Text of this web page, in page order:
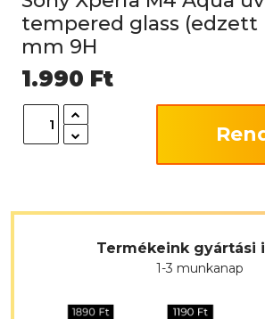
tempered glass (edzett
mm 9H
1.990 Ft
Termékeink gyártási
1-3 munkanap